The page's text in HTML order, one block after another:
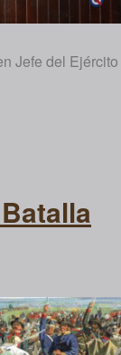
Jefe del Ejército